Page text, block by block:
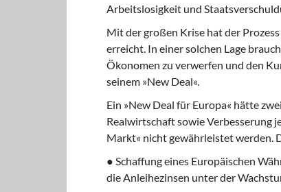
Arbeitslosigkeit und
Mit der großen Krise hat der
erreicht. In einer solchen Lage
Ökonomen zu verwerfen und den
seinem »New Deal«.
Ein »New Deal für Europa« hätte
Realwirtschaft sowie Verbesserung
Markt« nicht gewährleistet werden.
● Schaffung eines Europäischen
die Anleihezinsen unter der